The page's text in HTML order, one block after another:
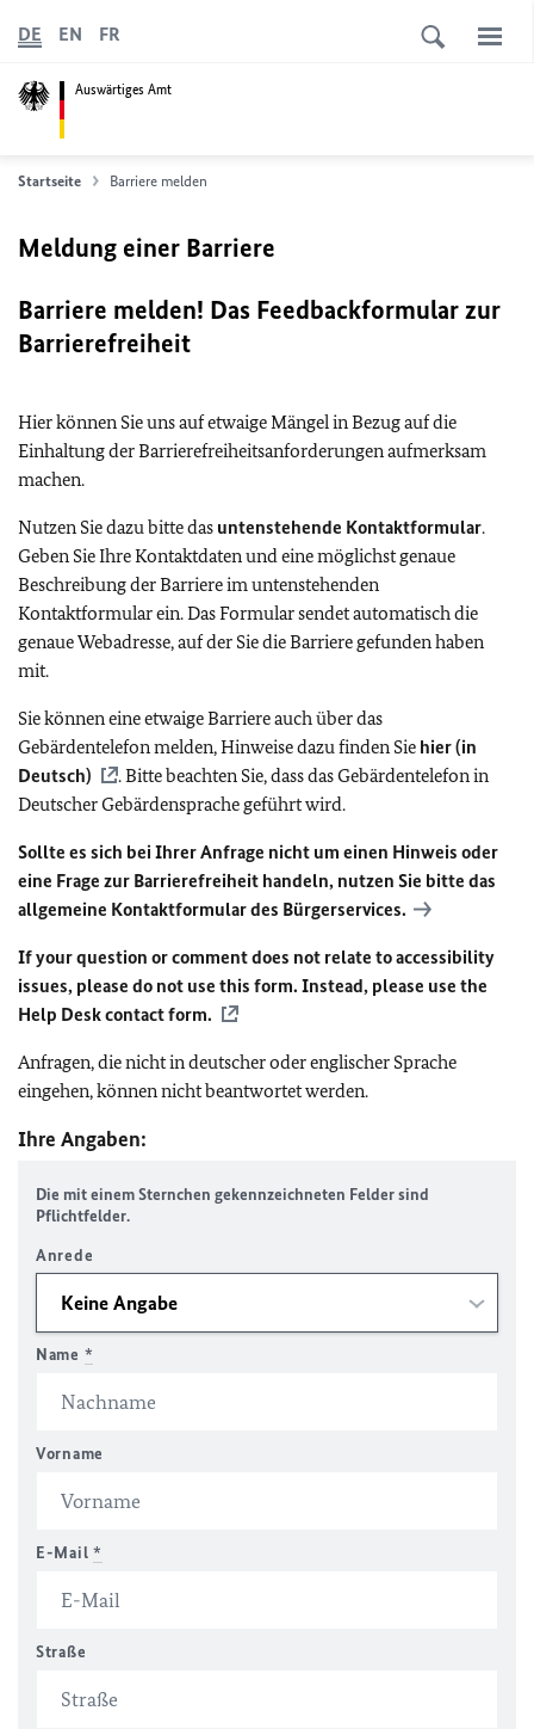
Auswärtiges Amt
DE EN FR
Startseite Barriere melden
Meldung einer Barriere
Barriere melden! Das Feedbackformular zur
Barrierefreiheit
Hier können Sie uns auf etwaige Mängel in Bezug auf die
Einhaltung der Barrierefreiheitsanforderungen aufmerksam
machen.
Nutzen Sie dazu bitte das untenstehende Kontaktformular.
Geben Sie Ihre Kontaktdaten und eine möglichst genaue
Beschreibung der Barriere im untenstehenden
Kontaktformular ein. Das Formular sendet automatisch die
genaue Webadresse, auf der Sie die Barriere gefunden haben
mit.
Sie können eine etwaige Barriere auch über das
Gebärdentelefon melden, Hinweise dazu finden Sie hier (in
Deutsch)
. Bitte beachten Sie, dass das Gebärdentelefon in
Deutscher Gebärdensprache geführt wird.
Sollte es sich bei Ihrer Anfrage nicht um einen Hinweis oder
eine Frage zur Barrierefreiheit handeln, nutzen Sie bitte das
allgemeine Kontaktformular des Bürgerservices.
If your question or comment does not relate to accessibility
issues, please do not use this form. Instead, please use the
Help Desk contact form.
Anfragen, die nicht in deutscher oder englischer Sprache
eingehen, können nicht beantwortet werden.
Ihre Angaben:
Die mit einem Sternchen gekennzeichneten Felder sind
Pflichtfelder.
Anrede
Name *
Vorname
E-Mail *
Straße